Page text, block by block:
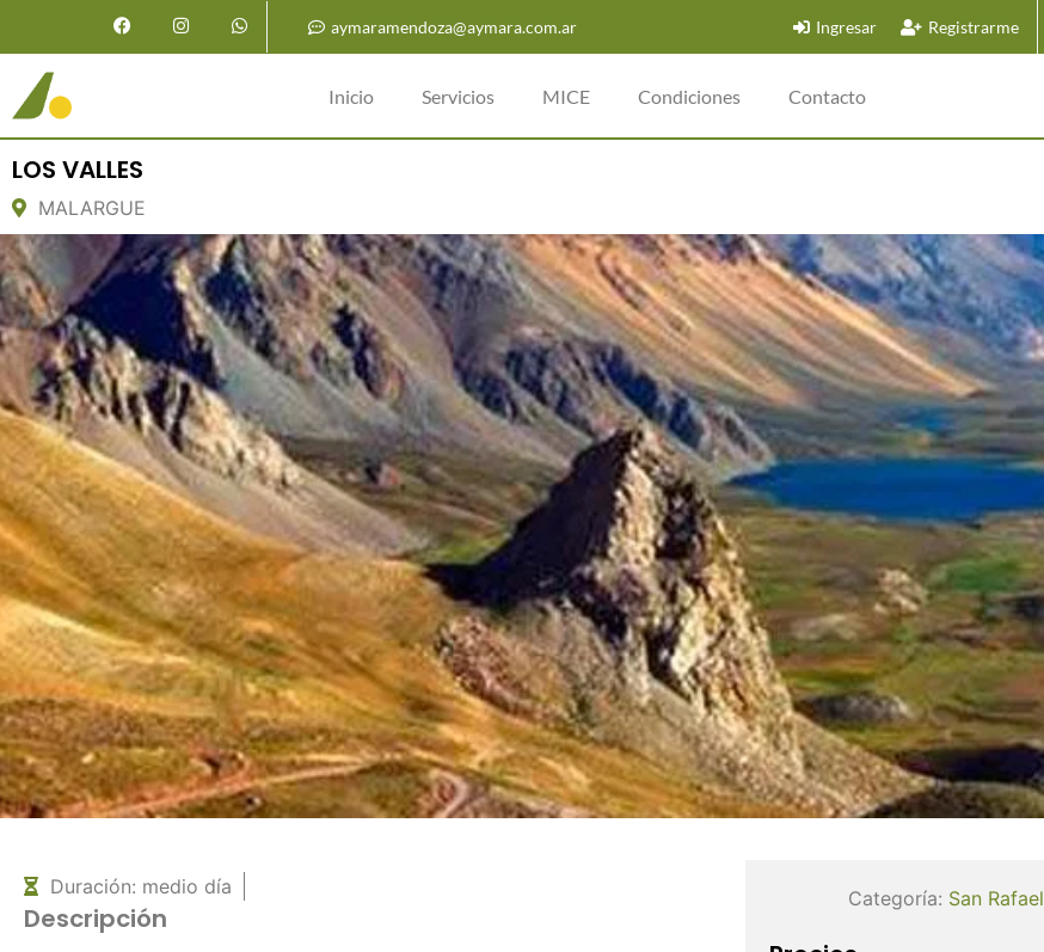
aymaramendoza@aymara.com.ar Ingresar Registrarme
Inicio Servicios MICE Condiciones Contacto
LOS VALLES
MALARGUE
Duración: medio día
Descripción
Categoría: San Rafael